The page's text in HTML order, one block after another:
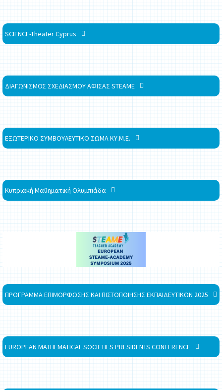
SCIENCE-Theater Cyprus
ΔΙΑΓΩΝΙΣΜΟΣ ΣΧΕΔΙΑΣΜΟΥ ΑΦΙΣΑΣ STEAME
ΕΞΩΤΕΡΙΚΟ ΣΥΜΒΟΥΛΕΥΤΙΚΟ ΣΩΜΑ ΚΥ.Μ.Ε.
Κυπριακή Μαθηματική Ολυμπιάδα
ΠΡΟΓΡΑΜΜΑ ΕΠΙΜΟΡΦΩΣΗΣ ΚΑΙ ΠΙΣΤΟΠΟΙΗΣΗΣ ΕΚΠΑΙΔΕΥΤΙΚΩΝ 2025
EUROPEAN MATHEMATICAL SOCIETIES PRESIDENTS CONFERENCE